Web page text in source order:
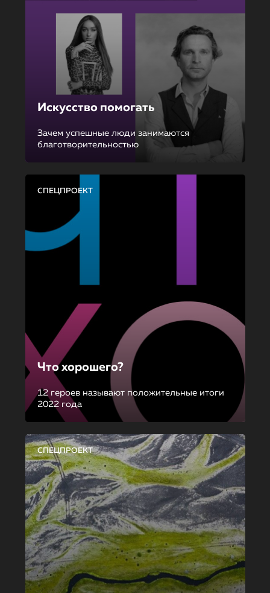
Искусство помогать
Зачем успешные люди занимаются
благотворительностью
СПЕЦПРОЕКТ
Что хорошего?
12 героев называют положительные итоги
2022 года
СПЕЦПРОЕКТ